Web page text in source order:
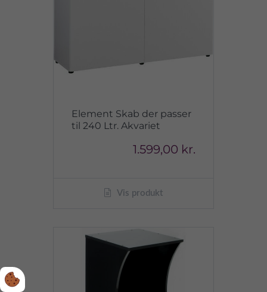
Element Skab der passer
til 240 Ltr. Akvariet
1.599,00 kr.
Vis produkt